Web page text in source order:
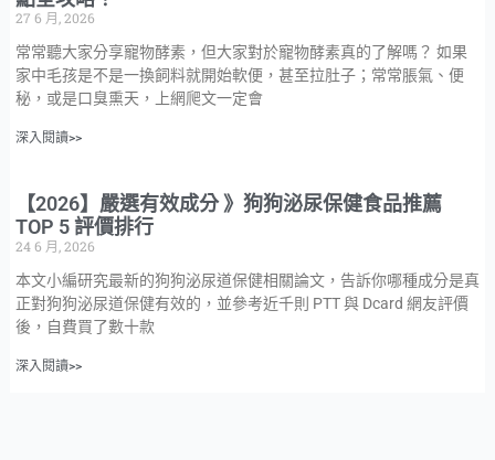
27 6 月, 2026
常常聽大家分享寵物酵素，但大家對於寵物酵素真的了解嗎？ 如果
家中毛孩是不是一換飼料就開始軟便，甚至拉肚子；常常脹氣、便
秘，或是口臭熏天，上網爬文一定會
深入閱讀>>
【2026】嚴選有效成分 》狗狗泌尿保健食品推薦
TOP 5 評價排行
24 6 月, 2026
本文小編研究最新的狗狗泌尿道保健相關論文，告訴你哪種成分是真
正對狗狗泌尿道保健有效的，並參考近千則 PTT 與 Dcard 網友評價
後，自費買了數十款
深入閱讀>>